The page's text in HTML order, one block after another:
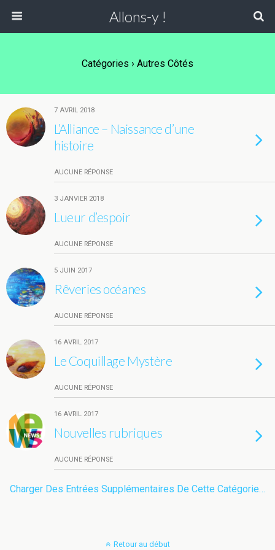
Allons-y !
Catégories › Autres Côtés
7 AVRIL 2018
L’Alliance – Naissance d’une
histoire
AUCUNE RÉPONSE
3 JANVIER 2018
Lueur d’espoir
AUCUNE RÉPONSE
5 JUIN 2017
Rêveries océanes
AUCUNE RÉPONSE
16 AVRIL 2017
Le Coquillage Mystère
AUCUNE RÉPONSE
16 AVRIL 2017
Nouvelles rubriques
AUCUNE RÉPONSE
Charger Des Entrées Supplémentaires De Cette Catégorie…
Retour au début